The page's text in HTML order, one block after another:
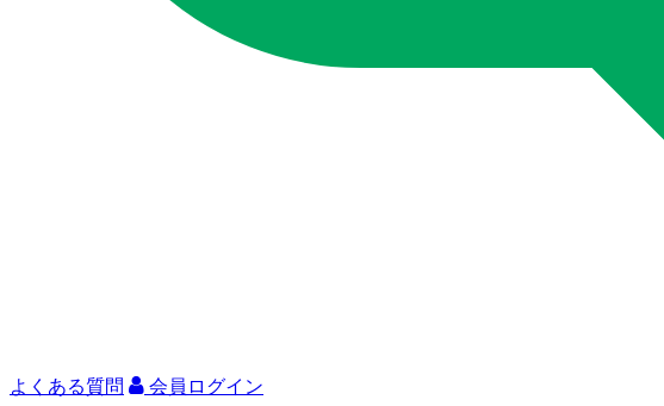
よくある質問 会員ログイン